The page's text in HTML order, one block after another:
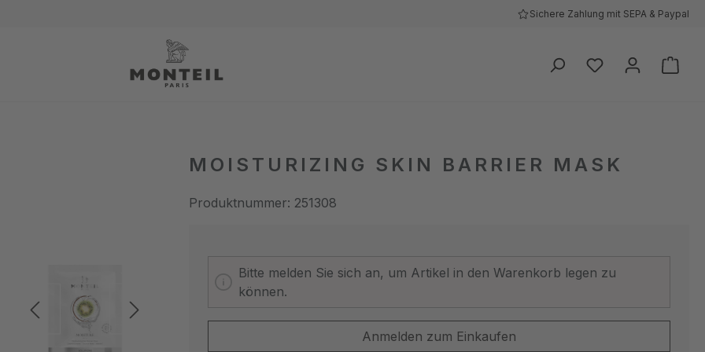
Sichere Zahlung mit SEPA & Paypal
MOISTURIZING SKIN BARRIER MASK
Produktnummer: 251308
Bitte melden Sie sich an, um Artikel in den Warenkorb legen zu
können.
Anmelden zum Einkaufen